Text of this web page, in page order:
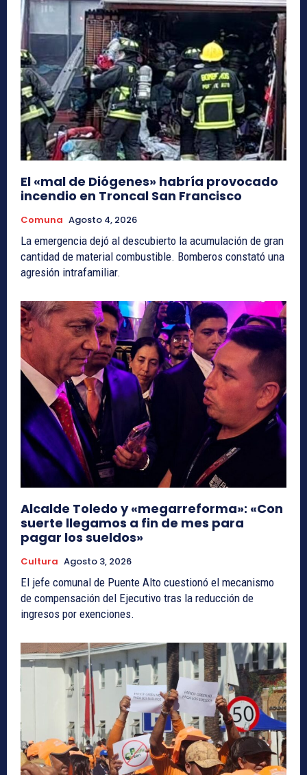
El «mal de Diógenes» habría provocado
incendio en Troncal San Francisco
Comuna Agosto 4, 2026
La emergencia dejó al descubierto la acumulación de gran
cantidad de material combustible. Bomberos constató una
agresión intrafamiliar.
Alcalde Toledo y «megarreforma»: «Con
suerte llegamos a fin de mes para
pagar los sueldos»
Cultura Agosto 3, 2026
El jefe comunal de Puente Alto cuestionó el mecanismo
de compensación del Ejecutivo tras la reducción de
ingresos por exenciones.